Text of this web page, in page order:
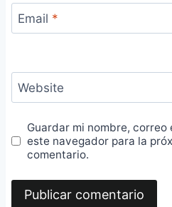
Email *
Website
Guardar mi nombre,
este navegador para la
comentario.